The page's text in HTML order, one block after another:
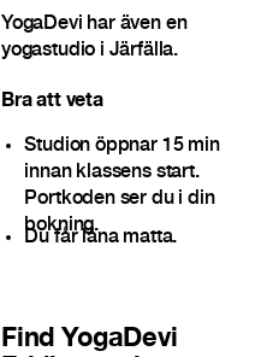
YogaDevi har även en
yogastudio i Järfälla.
Bra att veta
Studion öppnar 15 min
innan klassens start.
Portkoden ser du i din
bokning.
Du får låna matta.
Find YogaDevi